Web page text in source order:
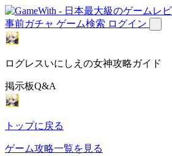
事前ガチャ ゲーム検索 ログイン
ログレスいにしえの女神攻略ガイド
掲示板Q&A
トップに戻る
ゲーム攻略一覧を見る